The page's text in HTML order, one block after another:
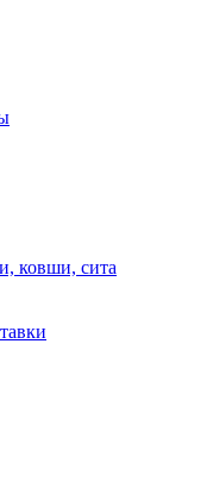
ковши, сита